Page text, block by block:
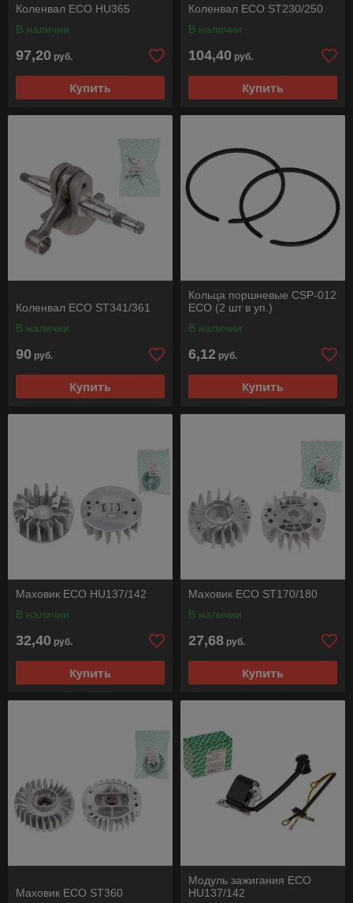
Коленвал ECO HU365
В наличии
97,20 руб.
Купить
Коленвал ECO ST230/250
В наличии
104,40 руб.
Купить
Коленвал ECO ST341/361
В наличии
90 руб.
Купить
Кольца поршневые CSP-012
ECO (2 шт в уп.)
В наличии
6,12 руб.
Купить
Маховик ECO HU137/142
В наличии
32,40 руб.
Купить
Маховик ECO ST170/180
В наличии
27,68 руб.
Купить
Маховик ECO ST360
Модуль зажигания ECO
HU137/142